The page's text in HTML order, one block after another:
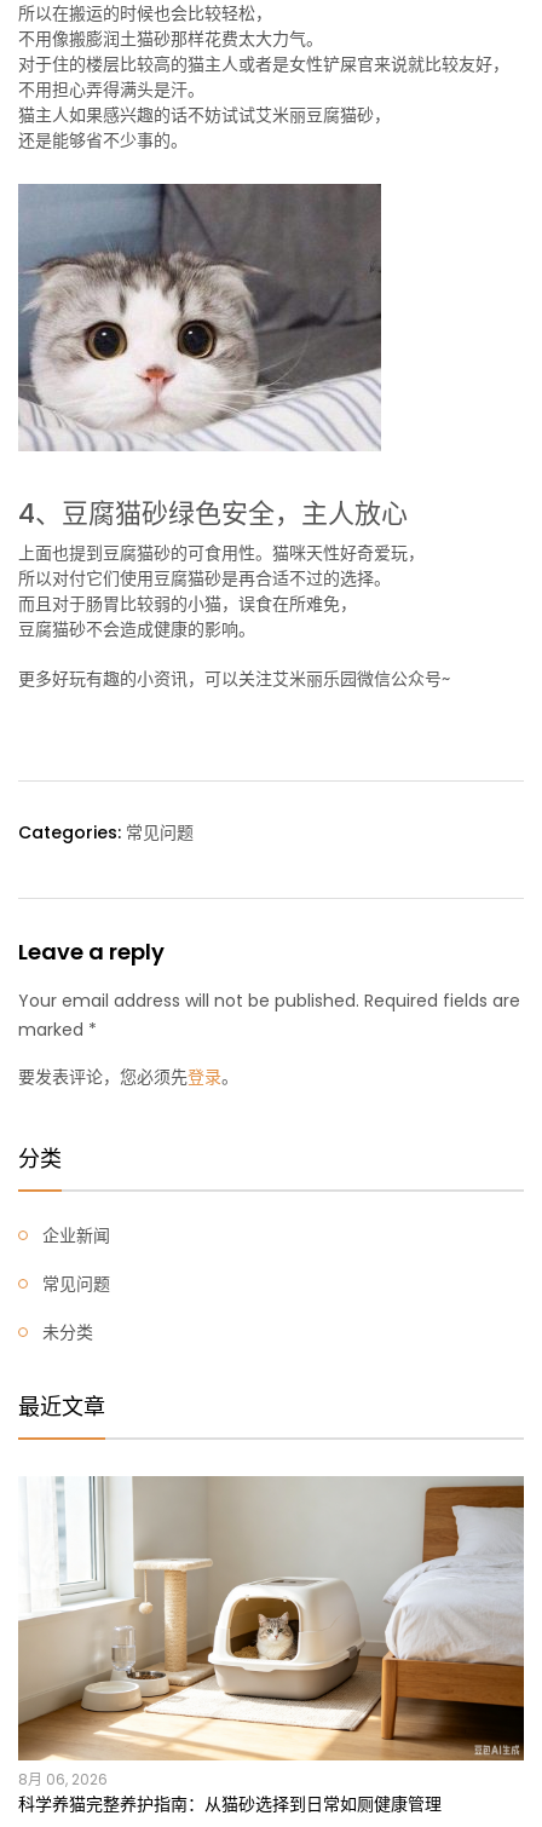
所以在搬运的时候也会比较轻松，
不用像搬膨润土猫砂那样花费太大力气。
对于住的楼层比较高的猫主人或者是女性铲屎官来说就比较友好，
不用担心弄得满头是汗。
猫主人如果感兴趣的话不妨试试艾米丽豆腐猫砂，
还是能够省不少事的。
4、豆腐猫砂绿色安全，主人放心
上面也提到豆腐猫砂的可食用性。猫咪天性好奇爱玩，
所以对付它们使用豆腐猫砂是再合适不过的选择。
而且对于肠胃比较弱的小猫，误食在所难免，
豆腐猫砂不会造成健康的影响。
更多好玩有趣的小资讯，可以关注艾米丽乐园微信公众号~
Categories: 常见问题
Leave a reply
Your email address will not be published. Required fields are
marked *
要发表评论，您必须先登录。
分类
企业新闻
常见问题
未分类
最近文章
8月 06, 2026
科学养猫完整养护指南：从猫砂选择到日常如厕健康管理